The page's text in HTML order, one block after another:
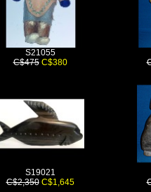
S21055
C$475 C$380
S19021
C$2,350 C$1,645